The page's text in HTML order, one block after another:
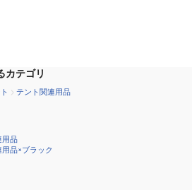
カテゴリ
テント関連用品
用品
品×ブラック